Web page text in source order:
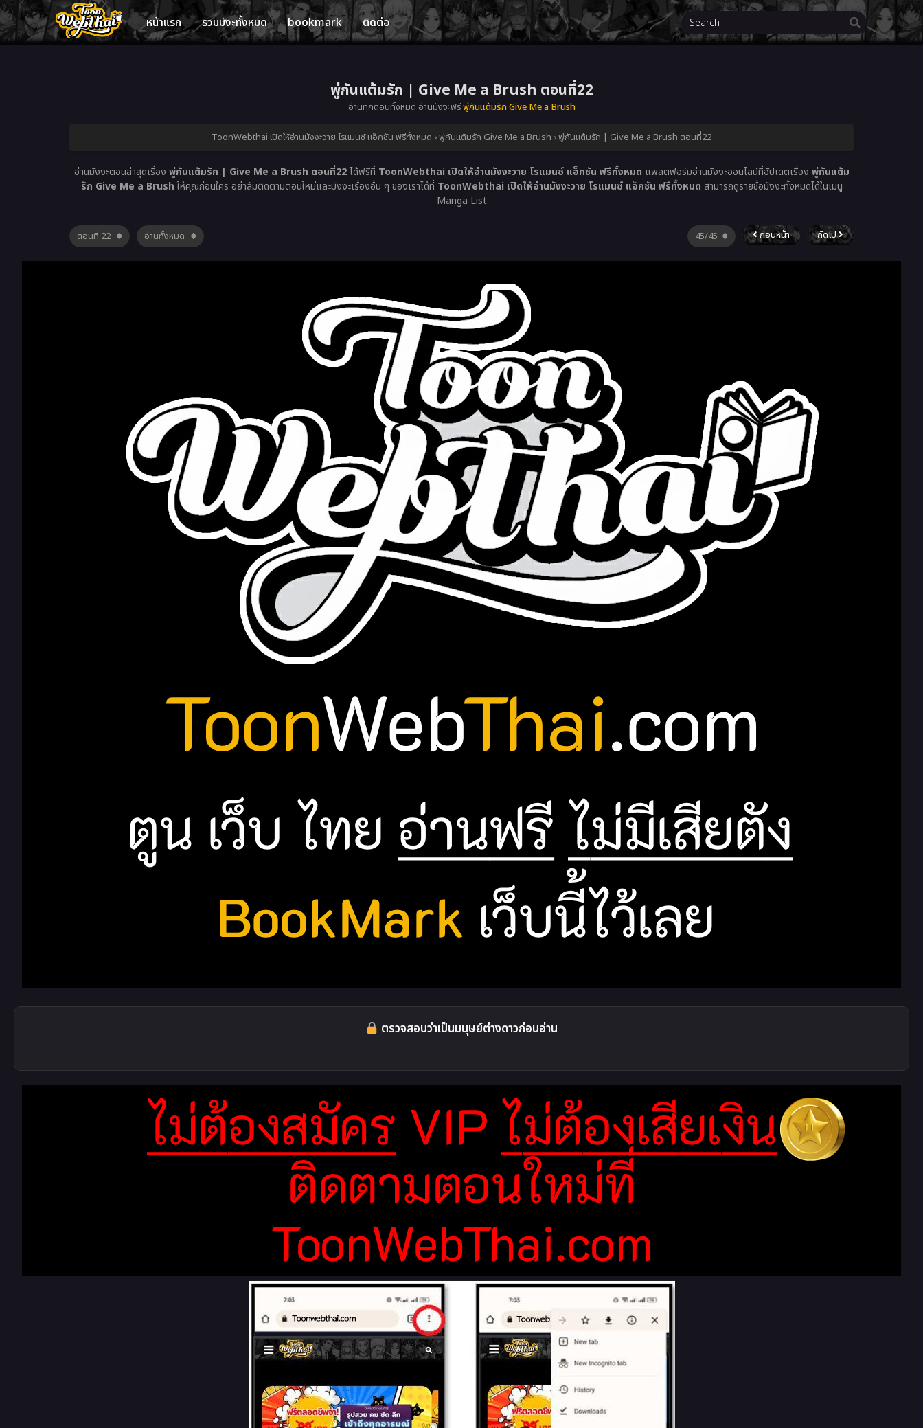
หน้าแรก รวมมังะทั้งหมด bookmark ติดต่อ
พู่กันแต้มรัก | Give Me a Brush ตอนที่22
อ่านทุกตอนทั้งหมด อ่านมังงะฟรีพู่กันแต้มรัก Give Me a Brush
ToonWebthai เปิดให้อ่านมังงะวาย โรแมนซ์ แอ็กชัน ฟรีทั้งหมด ›พู่กันแต้มรัก Give Me a Brush ›พู่กันแต้มรัก | Give Me a Brush ตอนที่22
อ่านมังงะตอนล่าสุดเรื่อง พู่กันแต้มรัก | Give Me a Brush ตอนที่22ได้ฟรีที่ ToonWebthai เปิดให้อ่านมังงะวาย โรแมนซ์ แอ็กชัน ฟรีทั้งหมด แพลตฟอร์มอ่านมังงะออนไลน์ที่อัปเดตเรื่อง พู่กันแต้ม
รัก Give Me a Brush ให้คุณก่อนใคร อย่าลืมติดตามตอนใหม่และมังงะเรื่องอื่น ๆ ของเราได้ที่ ToonWebthai เปิดให้อ่านมังงะวาย โรแมนซ์ แอ็กชัน ฟรีทั้งหมด สามารถดูรายชื่อมังงะทั้งหมดได้ในเมนู
Manga List
ก่อนหน้า ถัดไป
ตรวจสอบว่าเป็นมนุษย์ต่างดาวก่อนอ่าน